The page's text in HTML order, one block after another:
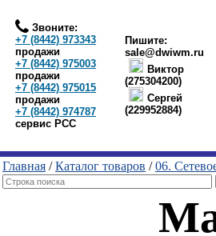
Звоните:
+7 (8442) 973343
продажи
+7 (8442) 975003
продажи
+7 (8442) 975015
продажи
+7 (8442) 974787
сервис РСС
Пишите:
sale@dwiwm.ru
Виктор
(275304200)
Сергей
(229952884)
Главная /Каталог товаров /06.